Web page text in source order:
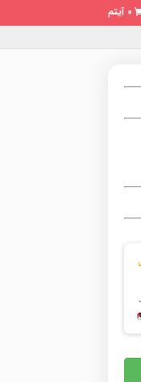
0 آیتم